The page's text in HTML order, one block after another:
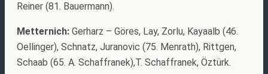
Reiner (81. Bauermann).
Metternich: Gerharz – Göres, Lay, Zorlu, Kayaalb (46.
Oellinger), Schnatz, Juranovic (75. Menrath), Rittgen,
Schaab (65. A. Schaffranek),T. Schaffranek, Öztürk.